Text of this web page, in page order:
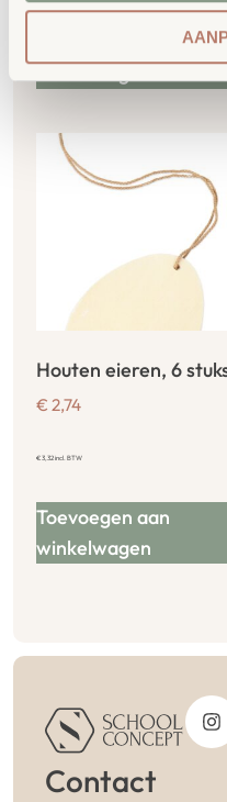
winkelwagen
Houten eieren, 6
€ 2,74
€3,32incl. BTW
Toevoegen aan
winkelwagen
Contact